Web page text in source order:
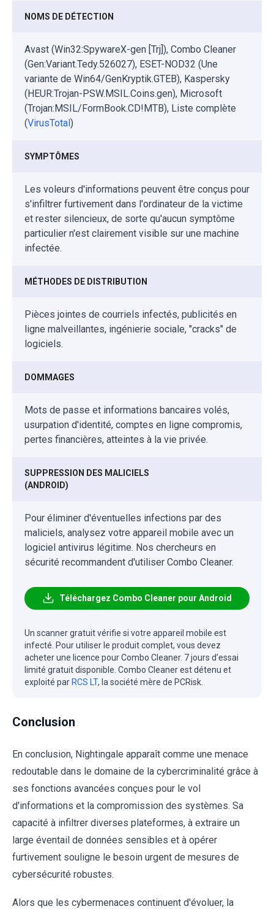
NOMS DE DÉTECTION
Avast (Win32:SpywareX-gen [Trj]), Combo Cleaner
(Gen:Variant.Tedy.526027), ESET-NOD32 (Une
variante de Win64/GenKryptik.GTEB), Kaspersky
(HEUR:Trojan-PSW.MSIL.Coins.gen), Microsoft
(Trojan:MSIL/FormBook.CD!MTB), Liste complète
(VirusTotal)
SYMPTÔMES
Les voleurs d'informations peuvent être conçus pour
s'infiltrer furtivement dans l'ordinateur de la victime
et rester silencieux, de sorte qu'aucun symptôme
particulier n'est clairement visible sur une machine
infectée.
MÉTHODES DE DISTRIBUTION
Pièces jointes de courriels infectés, publicités en
ligne malveillantes, ingénierie sociale, "cracks" de
logiciels.
DOMMAGES
Mots de passe et informations bancaires volés,
usurpation d'identité, comptes en ligne compromis,
pertes financières, atteintes à la vie privée.
SUPPRESSION DES MALICIELS
(ANDROID)
Pour éliminer d'éventuelles infections par des
maliciels, analysez votre appareil mobile avec un
logiciel antivirus légitime. Nos chercheurs en
sécurité recommandent d'utiliser Combo Cleaner.
Téléchargez Combo Cleaner pour Android
Un scanner gratuit vérifie si votre appareil mobile est
infecté. Pour utiliser le produit complet, vous devez
acheter une licence pour Combo Cleaner. 7 jours d’essai
limité gratuit disponible. Combo Cleaner est détenu et
exploité par RCS LT, la société mère de PCRisk.
Conclusion
En conclusion, Nightingale apparaît comme une menace
redoutable dans le domaine de la cybercriminalité grâce à
ses fonctions avancées conçues pour le vol
d'informations et la compromission des systèmes. Sa
capacité à infiltrer diverses plateformes, à extraire un
large éventail de données sensibles et à opérer
furtivement souligne le besoin urgent de mesures de
cybersécurité robustes.
Alors que les cybermenaces continuent d'évoluer, la